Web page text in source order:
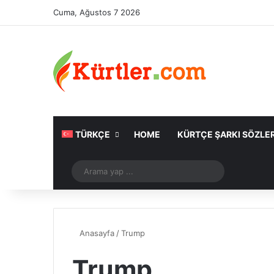
Cuma, Ağustos 7 2026
TÜRKÇE HOME KÜRTÇE ŞARKI
Rastgele Makale
yap
Anasayfa /Trump